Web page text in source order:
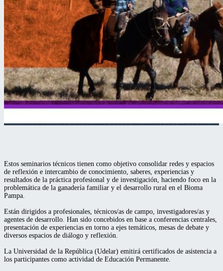
Estos seminarios técnicos tienen como objetivo consolidar redes y espacios
de reflexión e intercambio de conocimiento, saberes, experiencias y
resultados de la práctica profesional y de investigación, haciendo foco en la
problemática de la ganadería familiar y el desarrollo rural en el Bioma
Pampa.
Están dirigidos a profesionales, técnicos/as de campo, investigadores/as y
agentes de desarrollo. Han sido concebidos en base a conferencias centrales,
presentación de experiencias en torno a ejes temáticos, mesas de debate y
diversos espacios de diálogo y reflexión.
La Universidad de la República (Udelar) emitirá certificados de asistencia a
los participantes como actividad de Educación Permanente.